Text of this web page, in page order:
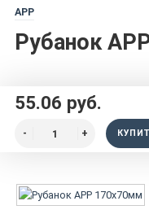
APP
Рубанок
55.06 руб.